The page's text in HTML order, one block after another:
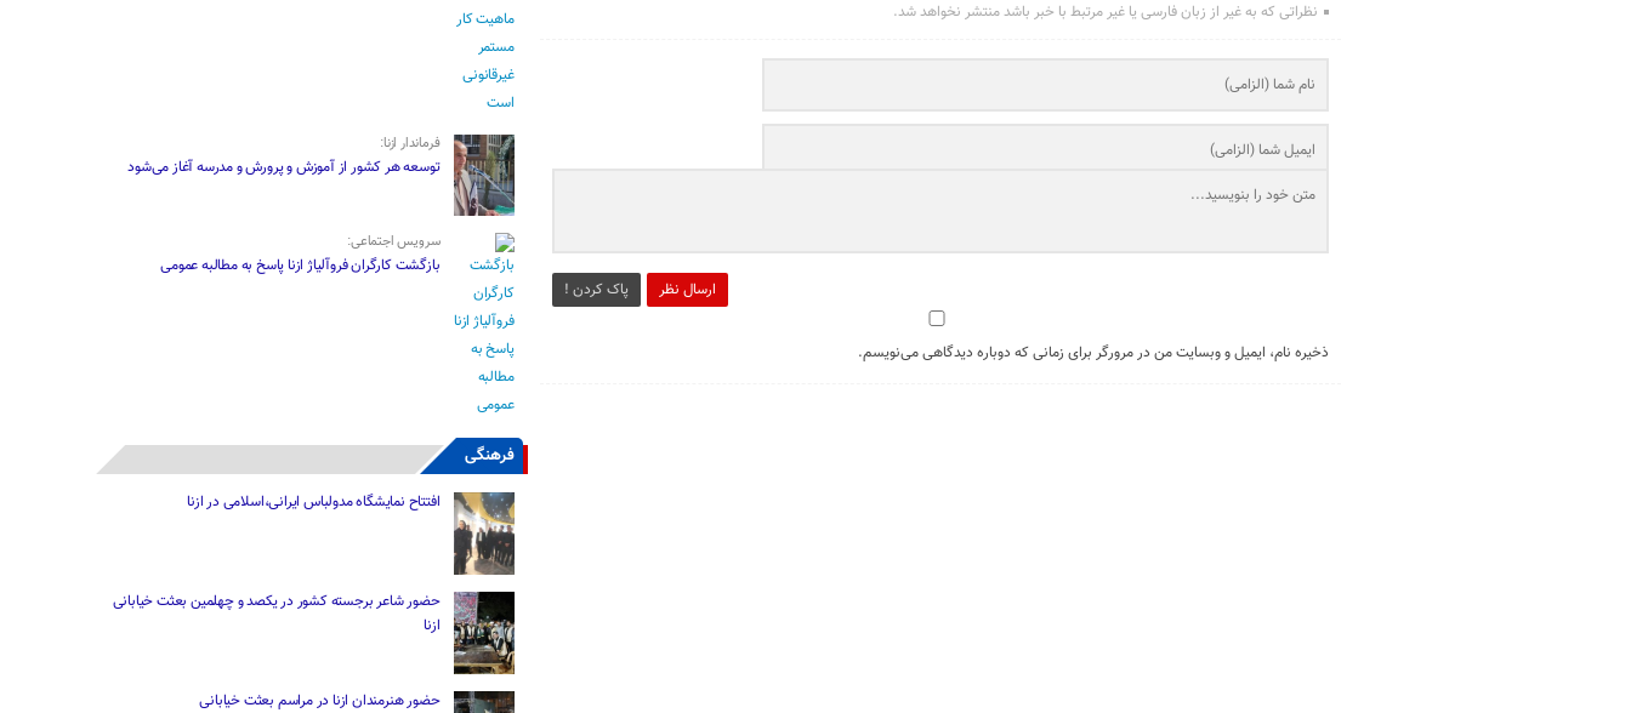
نظراتی که به غیر از زبان فارسی یا غیر مرتبط با خبر باشد منتشر نخواهد شد.
ارسال نظر پاک کردن !
ذخیره نام، ایمیل و وبسایت من در مرورگر برای زمانی که دوباره دیدگاهی می‌نویسم.
فرماندار ازنا:
توسعه هر کشور از آموزش و پرورش و مدرسه آغاز می‌شود
سرویس اجتماعی:
بازگشت کارگران فروآلیاژ ازنا پاسخ به مطالبه عمومی
فرهنگی
افتتاح نمایشگاه مدولباس ایرانی،اسلامی در ازنا
حضور شاعر برجسته کشور در یکصد و چهلمین بعثت خیابانی
ازنا
حضور هنرمندان ازنا در مراسم بعثت خیابانی